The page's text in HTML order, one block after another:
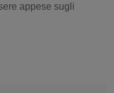
appese sugli